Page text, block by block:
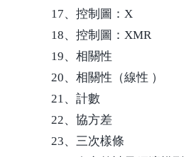
17、控制圖：X
18、控制圖：XMR
19、相關性
20、相關性（線性 ）
21、計數
22、協方差
23、三次樣條